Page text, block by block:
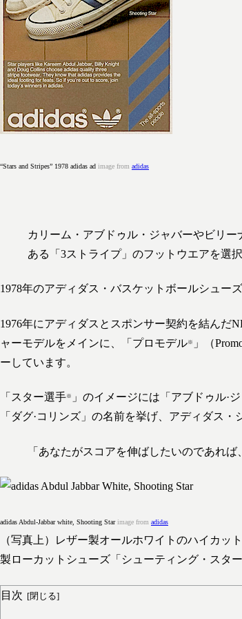
“Stars and Stripes” 1978 adidas ad image from adidas
カリーム・アブドゥル・ジャバーやビリ
ある「3ストライプ」のフットウエアを選択
1978年のアディダス・バスケットボールシューズ
1976年にアディダスとスポンサー契約を結んだ
ャーモデルをメインに、「プロモデル※ 」（
ーしています。
「スター選手※
」のイメージには「アブドゥル·
「ダグ·コリンズ」の名前を挙げ、アディダス
「あなたがスコアを伸ばしたいのであれ
adidas Abdul-Jabbar white, Shooting Starimage from adidas
（写真上）レザー製オールホワイトのハイカッ
製ローカットシューズ「シューティング・スター
目次